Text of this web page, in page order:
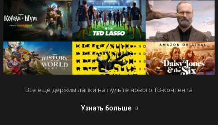
Все еще держим лапки на пульте нового ТВ-контента
Узнать больше